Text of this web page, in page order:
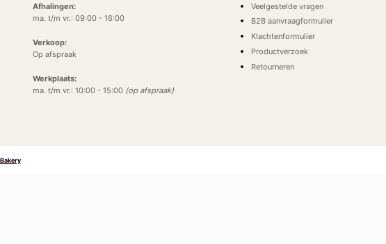
Afhalingen:
ma. t/m vr.: 09:00 - 16:00
Verkoop:
Op afspraak
Werkplaats:
ma. t/m vr.: 10:00 - 15:00 (op afspraak)
Veelgestelde vragen
B2B aanvraagformulier
Klachtenformulier
Productverzoek
Retourneren